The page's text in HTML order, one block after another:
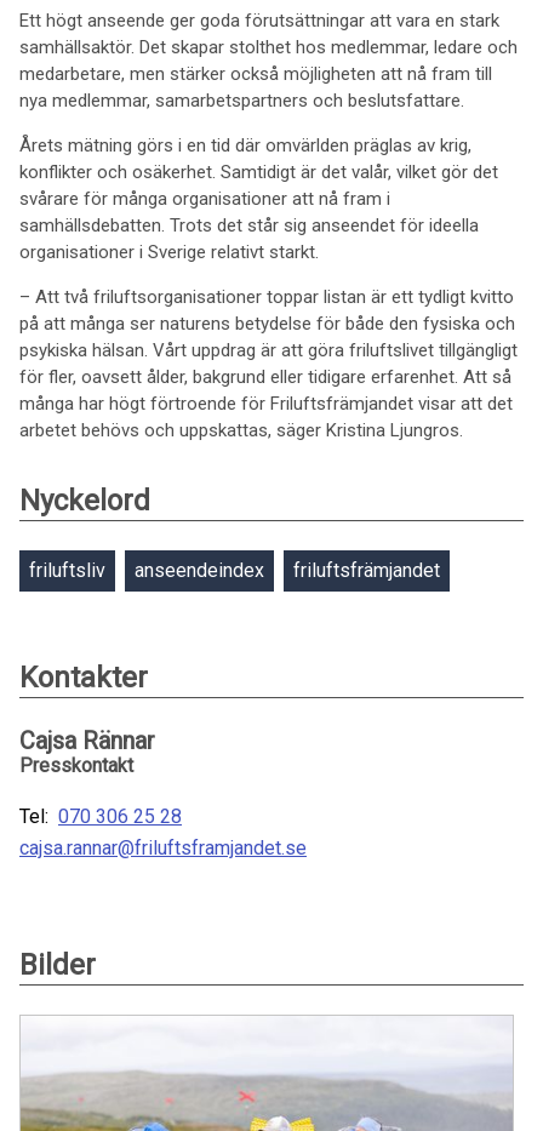
Ett högt anseende ger goda förutsättningar att vara en stark
samhällsaktör. Det skapar stolthet hos medlemmar, ledare och
medarbetare, men stärker också möjligheten att nå fram till
nya medlemmar, samarbetspartners och beslutsfattare.
Årets mätning görs i en tid där omvärlden präglas av krig,
konflikter och osäkerhet. Samtidigt är det valår, vilket gör det
svårare för många organisationer att nå fram i
samhällsdebatten. Trots det står sig anseendet för ideella
organisationer i Sverige relativt starkt.
– Att två friluftsorganisationer toppar listan är ett tydligt kvitto
på att många ser naturens betydelse för både den fysiska och
psykiska hälsan. Vårt uppdrag är att göra friluftslivet tillgängligt
för fler, oavsett ålder, bakgrund eller tidigare erfarenhet. Att så
många har högt förtroende för Friluftsfrämjandet visar att det
arbetet behövs och uppskattas, säger Kristina Ljungros.
Nyckelord
friluftsliv anseendeindex friluftsfrämjandet
Kontakter
Cajsa Rännar
Presskontakt
Tel: 070 306 25 28
cajsa.rannar@friluftsframjandet.se
Bilder